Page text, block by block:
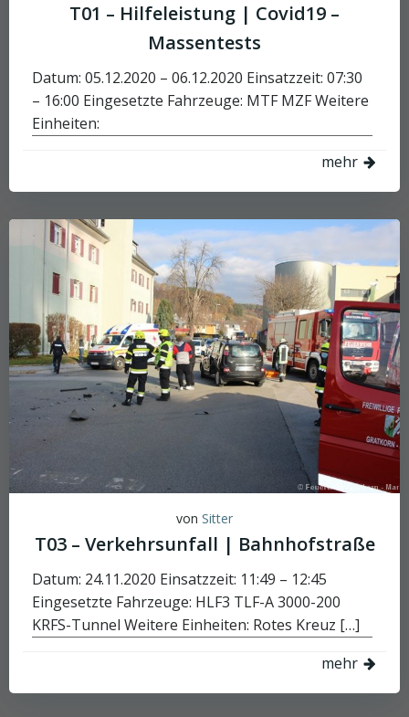
T01 – Hilfeleistung | Covid19 –
Massentests
Datum: 05.12.2020 – 06.12.2020 Einsatzzeit: 07:30
– 16:00 Eingesetzte Fahrzeuge: MTF MZF Weitere
Einheiten:
mehr
von Sitter
T03 – Verkehrsunfall | Bahnhofstraße
Datum: 24.11.2020 Einsatzzeit: 11:49 – 12:45
Eingesetzte Fahrzeuge: HLF3 TLF-A 3000-200
KRFS-Tunnel Weitere Einheiten: Rotes Kreuz […]
mehr